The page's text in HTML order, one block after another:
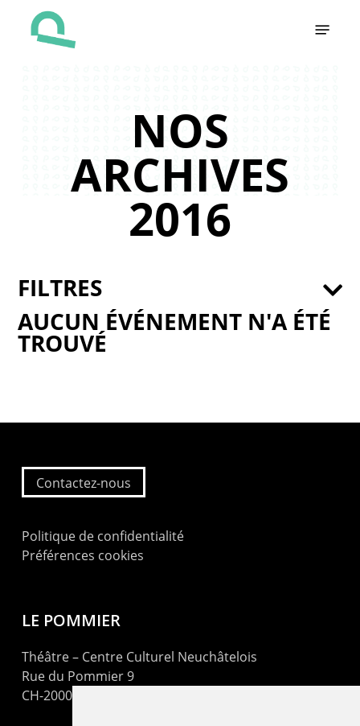
NOS
ARCHIVES
2016
AUCUN ÉVÉNEMENT N'A ÉTÉ
TROUVÉ
FILTRES
Contactez-nous
Politique de confidentialité
Préférences cookies
LE POMMIER
Théâtre – Centre Culturel Neuchâtelois
Rue du Pommier 9
CH-2000 Neuchâtel